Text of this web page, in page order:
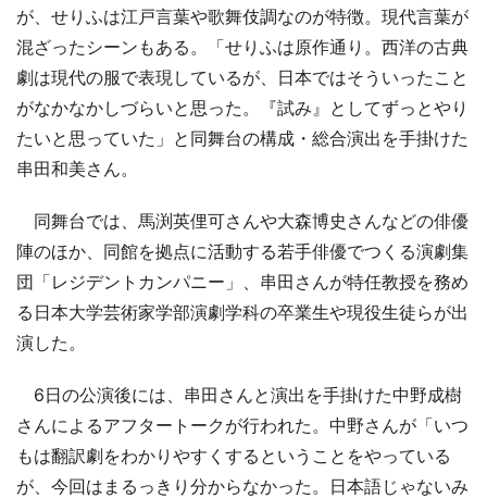
が、せりふは江戸言葉や歌舞伎調なのが特徴。現代言葉が
混ざったシーンもある。「せりふは原作通り。西洋の古典
劇は現代の服で表現しているが、日本ではそういったこと
がなかなかしづらいと思った。『試み』としてずっとやり
たいと思っていた」と同舞台の構成・総合演出を手掛けた
串田和美さん。
同舞台では、馬渕英俚可さんや大森博史さんなどの俳優
陣のほか、同館を拠点に活動する若手俳優でつくる演劇集
団「レジデントカンパニー」、串田さんが特任教授を務め
る日本大学芸術家学部演劇学科の卒業生や現役生徒らが出
演した。
6日の公演後には、串田さんと演出を手掛けた中野成樹
さんによるアフタートークが行われた。中野さんが「いつ
もは翻訳劇をわかりやすくするということをやっている
が、今回はまるっきり分からなかった。日本語じゃないみ